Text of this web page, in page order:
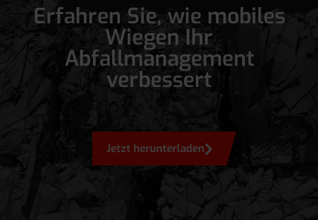
Erfahren Sie, wie mobiles
Wiegen Ihr
Abfallmanagement
verbessert
Jetzt herunterladen